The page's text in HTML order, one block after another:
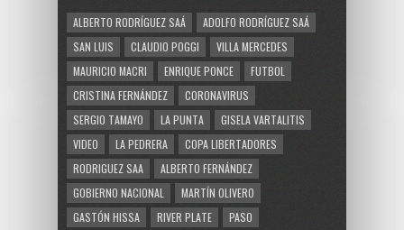
ALBERTO RODRÍGUEZ SAÁ
ADOLFO RODRÍGUEZ SAÁ
SAN LUIS
CLAUDIO POGGI
VILLA MERCEDES
MAURICIO MACRI
ENRIQUE PONCE
FUTBOL
CRISTINA FERNÁNDEZ
CORONAVIRUS
SERGIO TAMAYO
LA PUNTA
GISELA VARTALITIS
VIDEO
LA PEDRERA
COPA LIBERTADORES
RODRIGUEZ SAA
ALBERTO FERNÁNDEZ
GOBIERNO NACIONAL
MARTÍN OLIVERO
GASTÓN HISSA
RIVER PLATE
PASO